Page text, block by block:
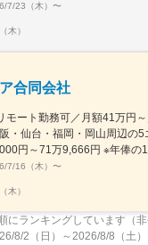
会社の定める業務
7/23（木） 〜
木）
合同会社
モート勤務可／月額41万円
7/16（木） 〜
木）
にランキングしています（非
8/2（日）～2026/8/8（土）